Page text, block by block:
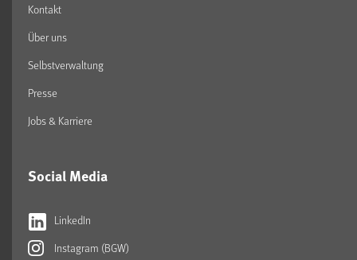
Kontakt
Über uns
Selbstverwaltung
Presse
Jobs & Karriere
Social Media
LinkedIn
Instagram (BGW)